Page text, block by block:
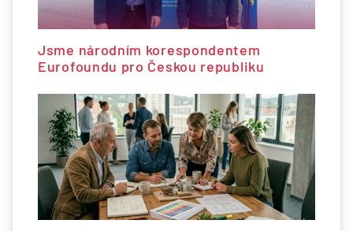
Jsme národním korespondentem
Eurofoundu pro Českou republiku